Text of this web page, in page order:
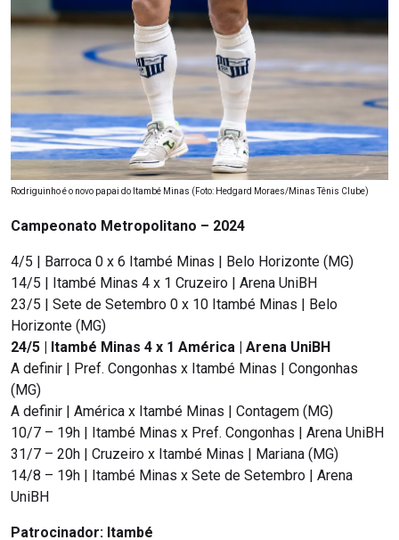
Rodriguinho é o novo papai do Itambé Minas (Foto: Hedgard Moraes/Minas Tênis Clube)
Campeonato Metropolitano – 2024
4/5 | Barroca 0 x 6 Itambé Minas | Belo Horizonte (MG)
14/5 | Itambé Minas 4 x 1 Cruzeiro | Arena UniBH
23/5 | Sete de Setembro 0 x 10 Itambé Minas | Belo
Horizonte (MG)
24/5 | Itambé Minas 4 x 1 América | Arena UniBH
A definir | Pref. Congonhas x Itambé Minas | Congonhas
(MG)
A definir | América x Itambé Minas | Contagem (MG)
10/7 – 19h | Itambé Minas x Pref. Congonhas | Arena UniBH
31/7 – 20h | Cruzeiro x Itambé Minas | Mariana (MG)
14/8 – 19h | Itambé Minas x Sete de Setembro | Arena
UniBH
Patrocinador: Itambé